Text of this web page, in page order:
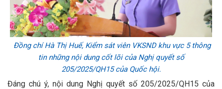
Đồng chí Hà Thị Huế, Kiểm sát viên VKSND khu vực 5 thông
tin những nội dung cốt lõi của Nghị quyết số
205/2025/QH15 của Quốc hội.
Đáng chú ý, nội dung Nghị quyết số 205/2025/QH15 của